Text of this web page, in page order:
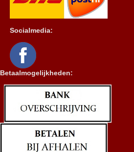
Socialmedia:
Betaalmogelijkheden: